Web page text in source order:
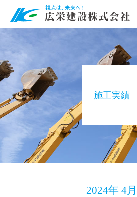
施工実績
2024年 4月
会社案内
公共工事
民間工事
施工実績